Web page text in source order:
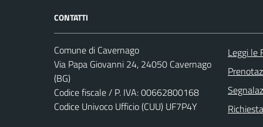
CONTATTI
Comune di Cavernago
Via Papa Giovanni 24, 24050 Cavernago
(BG)
Codice fiscale / P. IVA: 00662800168
Codice Univoco Ufficio (CUU) UF7P4Y
Leggi le